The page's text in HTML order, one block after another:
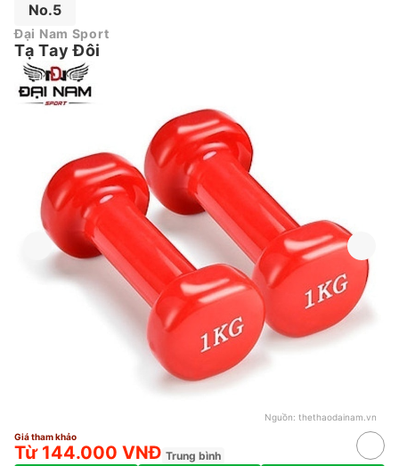
No.5
Đại Nam Sport
Tạ Tay Đôi
Nguồn: thethaodainam.vn
Giá tham khảo
Từ 144.000 VNĐ Trung bình